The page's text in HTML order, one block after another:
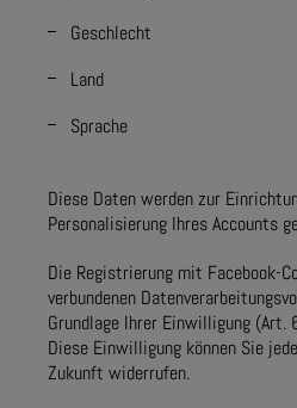
Geschlecht
Land
Sprache
Diese Daten werden zur
Personalisierung Ihres Accounts
Die Registrierung mit Facebook-
verbundenen
Grundlage Ihrer Einwilligung (Art.
Diese Einwilligung können Sie
Zukunft widerrufen.